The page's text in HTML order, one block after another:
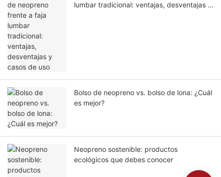
lumbar tradicional: ventajas, desventajas y
Bolso de neopreno vs. bolso de lona: ¿Cuál
es mejor?
Neopreno sostenible: productos
ecológicos que debes conocer